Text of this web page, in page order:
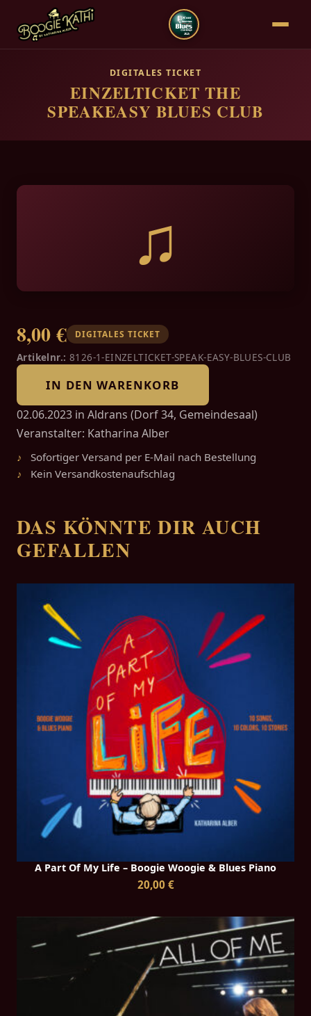
DIGITALES TICKET
EINZELTICKET THE
SPEAKEASY BLUES CLUB
♫
8,00 € DIGITALES TICKET
Artikelnr.: 8126-1-EINZELTICKET-SPEAK-EASY-BLUES-CLUB
IN DEN WARENKORB
02.06.2023 in Aldrans (Dorf 34, Gemeindesaal)
Veranstalter: Katharina Alber
Sofortiger Versand per E-Mail nach Bestellung
Kein Versandkostenaufschlag
DAS KÖNNTE DIR AUCH
GEFALLEN
A Part Of My Life – Boogie Woogie & Blues Piano
20,00 €